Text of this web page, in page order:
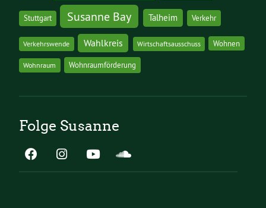
Stuttgart Susanne Bay Talheim Verkehr
Verkehrswende Wahlkreis Wirtschaftsausschuss Wohnen
Wohnraum Wohnraumförderung
Folge Susanne